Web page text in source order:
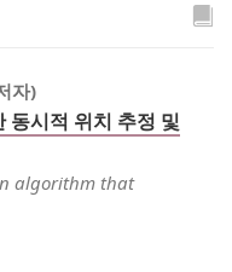
자)
동시적 위치 추정 및
algorithm that